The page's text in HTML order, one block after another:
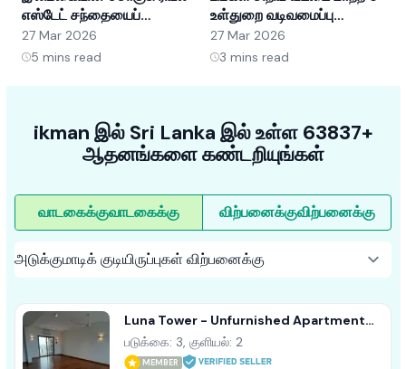
எஸ்டேட் சந்தையைப்
புரிந்துகொள்வது: வாய்ப்புகள்
மற்றும் போக்குகள்
27 Mar 2026
5 mins read
உள்துறை வடிவமைப்பு
ஹேக்குகள்
27 Mar 2026
3 mins read
ikman இல் Sri Lanka இல் உள்ள 63837+
ஆதனங்களை கண்டறியுங்கள்
வாடகைக்குவாடகைக்கு விற்பனைக்குவிற்பனைக்கு
Luna Tower - Unfurnished Apartment
For Sale A18488 Colombo 02
படுக்கை: 3, குளியல்: 2
MEMBER